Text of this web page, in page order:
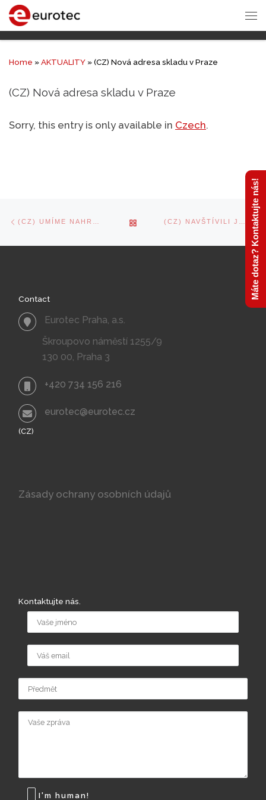
Home »AKTUALITY »(CZ) Nová adresa skladu v Praze
(CZ) Nová adresa skladu v Praze
Sorry, this entry is only available in Czech.
navigation
(CZ) UMÍME NAHRADIT MINERÁLNÍ VATU!
TO
(CZ) NAVŠTÍVILI JSME VÝROBNÍ ZÁVOD SITEK INSULATION
Contact
Eurotec Praha, a.s.
Škroupovo náměstí 1255/9
130 00, Praha 3
+420 734 156 216
eurotec@eurotec.cz
(CZ)
Zásady ochrany osobních údajů
Kontaktujte nás.
I'm human!
Máte dotaz? Kontaktujte nás!